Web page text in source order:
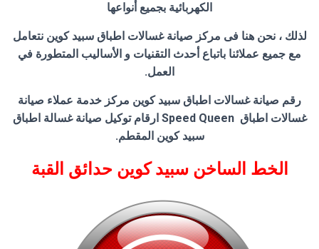
الكهربائية بجميع أنواعها
لذلك ، نحن هنا فى مركز صيانة غسالات اطباق سبيد كوين نتعامل
مع جميع عملائنا باتباع أحدث التقنيات و الأساليب المتطورة في
العمل.
رقم صيانة غسالات اطباق سبيد كوين مركز خدمة عملاء صيانة
غسالات اطباق Speed Queen ارقام توكيل صيانة غسالة اطباق
سبيد كوين المقطم.
الخط الساخن سبيد كوين حدائق القبة